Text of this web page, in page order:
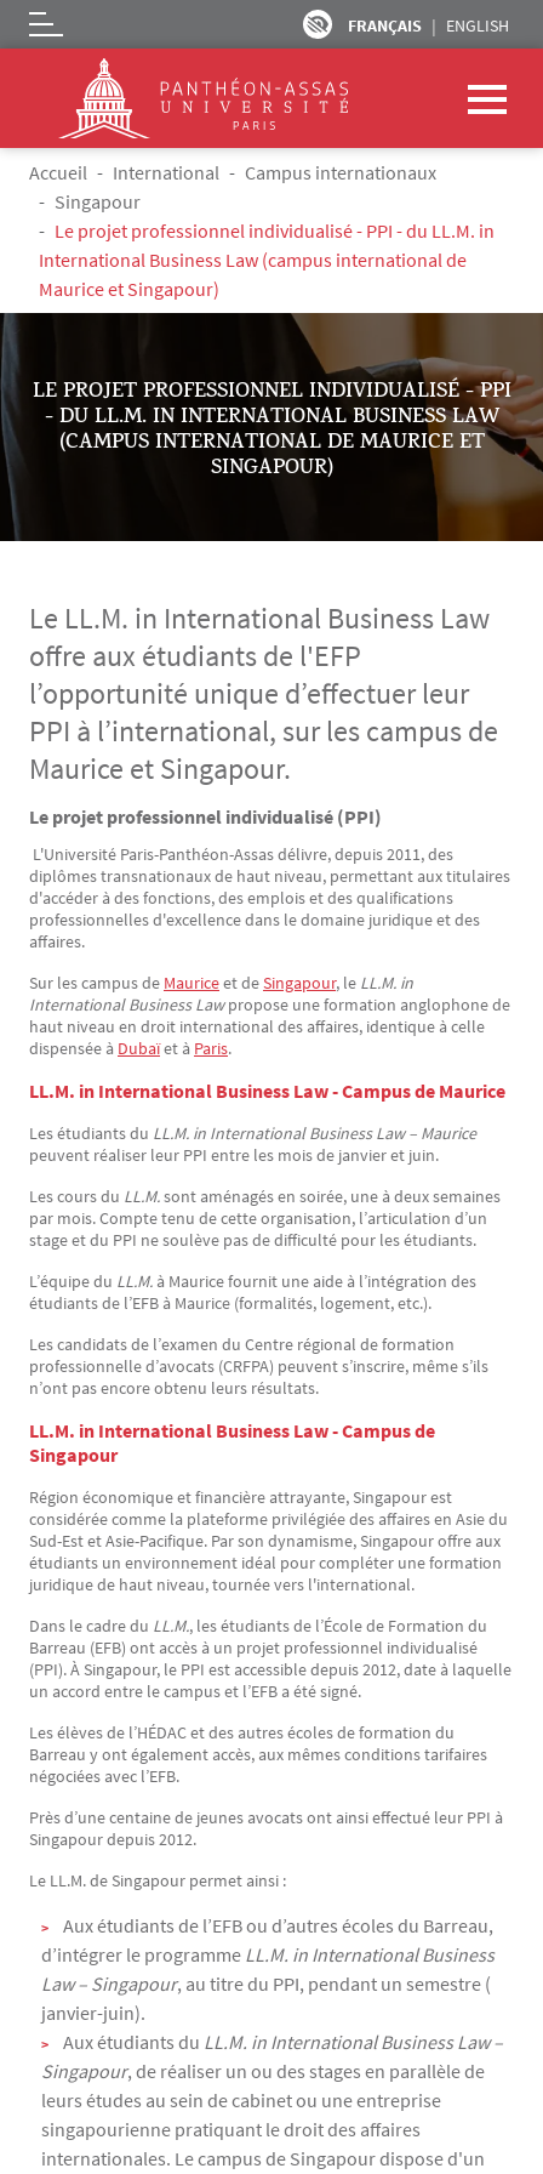
Aller au contenu principal
FRANÇAIS ENGLISH
Logo
Fil d'Ariane
Accueil International
Campus internationaux
Singapour
Le projet professionnel individualisé - PPI - du LL.M. in
International Business Law (campus international de
Maurice et Singapour)
LE PROJET PROFESSIONNEL INDIVIDUALISÉ - PPI
- DU LL.M. IN INTERNATIONAL BUSINESS LAW
(CAMPUS INTERNATIONAL DE MAURICE ET
SINGAPOUR)
Le LL.M. in International Business Law
offre aux étudiants de l'EFP
l’opportunité unique d’effectuer leur
PPI à l’international, sur les campus de
Maurice et Singapour.
Texte
Le projet professionnel individualisé (PPI)
L'Université Paris-Panthéon-Assas délivre, depuis 2011, des
diplômes transnationaux de haut niveau, permettant aux titulaires
d'accéder à des fonctions, des emplois et des qualifications
professionnelles d'excellence dans le domaine juridique et des
affaires.
Sur les campus de Mauriceet deSingapour, le LL.M. in
International Business Lawpropose une formation anglophone de
haut niveau en droit international des affaires, identique à celle
dispensée à Dubaïet à Paris.
LL.M. in International Business Law - Campus de Maurice
Les étudiants du LL.M. in International Business Law – Maurice
peuvent réaliser leur PPI entre les mois de janvier et juin.
Les cours du LL.M.sont aménagés en soirée, une à deux semaines
par mois. Compte tenu de cette organisation, l’articulation d’un
stage et du PPI ne soulève pas de difficulté pour les étudiants.
L’équipe du LL.M. à Maurice fournit une aide à l’intégration des
étudiants de l’EFB à Maurice (formalités, logement, etc.).
Les candidats de l’examen du Centre régional de formation
professionnelle d’avocats (CRFPA) peuvent s’inscrire, même s’ils
n’ont pas encore obtenu leurs résultats.
LL.M. in International Business Law - Campus de
Singapour
Région économique et financière attrayante, Singapour est
considérée comme la plateforme privilégiée des affaires en Asie du
Sud-Est et Asie-Pacifique. Par son dynamisme, Singapour offre aux
étudiants un environnement idéal pour compléter une formation
juridique de haut niveau, tournée vers l'international.
Dans le cadre du LL.M., les étudiants de l’École de Formation du
Barreau (EFB) ont accès à un projet professionnel individualisé
(PPI). À Singapour, le PPI est accessible depuis 2012, date à laquelle
un accord entre le campus et l’EFB a été signé.
Les élèves de l’HÉDAC et des autres écoles de formation du
Barreau y ont également accès, aux mêmes conditions tarifaires
négociées avec l’EFB.
Près d’une centaine de jeunes avocats ont ainsi effectué leur PPI à
Singapour depuis 2012.
Le LL.M. de Singapour permet ainsi :
Aux étudiants de l’EFB ou d’autres écoles du Barreau,
d’intégrer le programme LL.M. in International Business
Law – Singapour, au titre du PPI, pendant un semestre (
janvier-juin).
Aux étudiants du LL.M. in International Business Law –
Singapour, de réaliser un ou des stages en parallèle de
leurs études au sein de cabinet ou une entreprise
singapourienne pratiquant le droit des affaires
internationales. Le campus de Singapour dispose d'un